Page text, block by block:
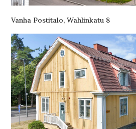
Vanha Postitalo, Wahlinkatu 8